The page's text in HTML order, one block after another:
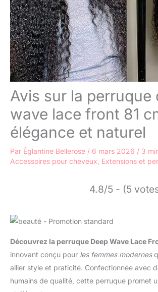
Avis sur la perruque
wave lace front 81
élégance et naturel
Par Églantine Bellerose / 6 mars 2026 / 3
Accessoires pour cheveux Extensions et
4.8/5 - (5
Découvrez la perruque Deep Wave Lace
innovant conçu pour les femmes modernes
allier style et praticité. Confectionnée avec
humains de qualité, cette perruque promet